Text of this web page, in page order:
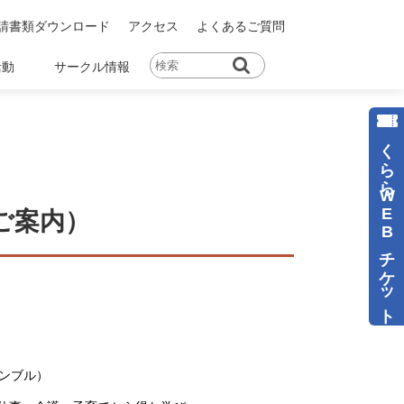
書類ダウンロード アクセス よくあるご質問
サークル情報
内）
ブル）
くららWEBチケット